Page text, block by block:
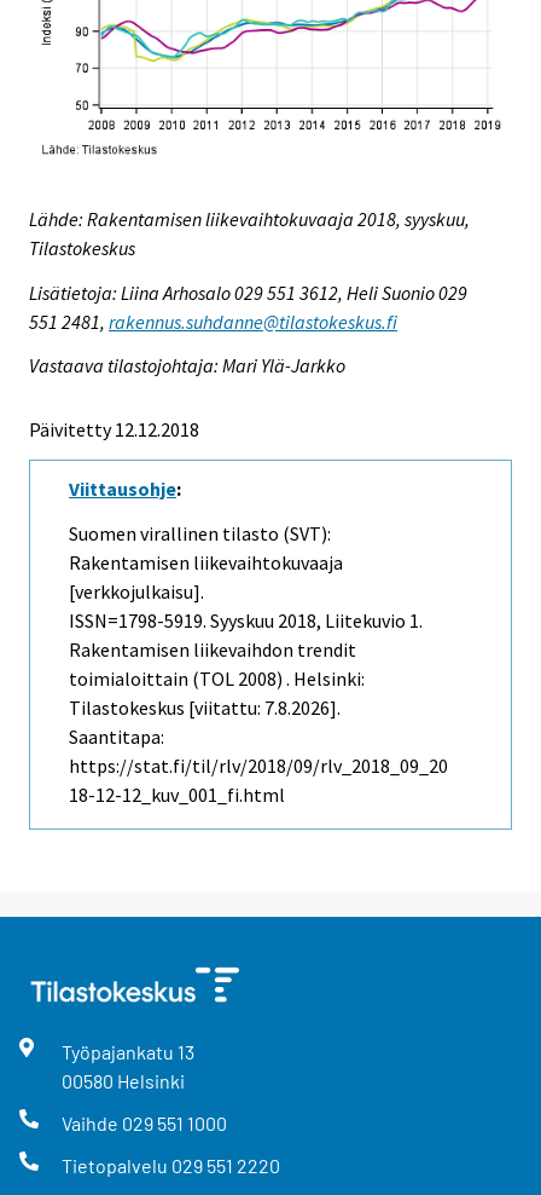
Lähde: Rakentamisen liikevaihtokuvaaja 2018, syyskuu,
Tilastokeskus
Lisätietoja: Liina Arhosalo 029 551 3612, Heli Suonio 029
551 2481, rakennus.suhdanne@tilastokeskus.fi
Vastaava tilastojohtaja: Mari Ylä-Jarkko
Päivitetty 12.12.2018
Viittausohje:
Suomen virallinen tilasto (SVT):
Rakentamisen liikevaihtokuvaaja
[verkkojulkaisu].
ISSN=1798-5919. Syyskuu 2018, Liitekuvio 1.
Rakentamisen liikevaihdon trendit
toimialoittain (TOL 2008) . Helsinki:
Tilastokeskus [viitattu: 7.8.2026].
Saantitapa:
https://stat.fi/til/rlv/2018/09/rlv_2018_09_20
18-12-12_kuv_001_fi.html
Työpajankatu 13
00580 Helsinki
Vaihde 029 551 1000
Tietopalvelu 029 551 2220